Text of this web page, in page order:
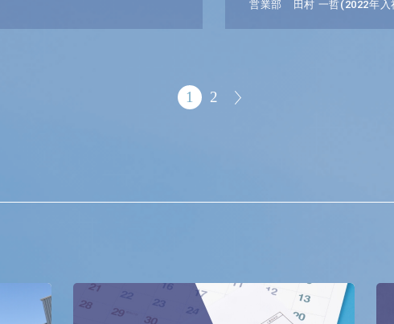
営業部 田村 一哲(2022年入
1 2